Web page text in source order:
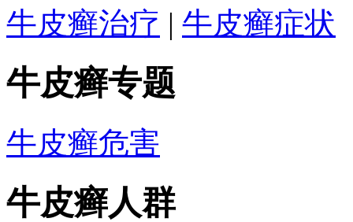
牛皮癣治疗 | 牛皮癣症状
牛皮癣专题
牛皮癣危害
牛皮癣人群